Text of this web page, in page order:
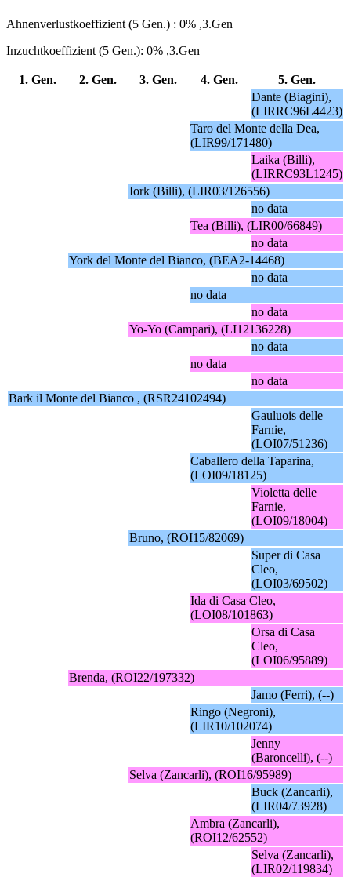
Ahnenverlustkoeffizient (5 Gen.) : 0% ,3.Gen
Inzuchtkoeffizient (5 Gen.): 0% ,3.Gen
1. Gen. 2. Gen. 3. Gen. 4. Gen.
5. Gen.
Dante (Biagini),
(LIRRC96L4423)
Taro del Monte della Dea,
(LIR99/171480)
Laika (Billi),
(LIRRC93L1245)
Iork (Billi), (LIR03/126556)
no data
Tea (Billi), (LIR00/66849)
no data
York del Monte del Bianco, (BEA2-14468)
no data
no data
no data
Yo-Yo (Campari), (LI12136228)
no data
no data
no data
Bark il Monte del Bianco , (RSR24102494)
Gauluois delle
Farnie,
(LOI07/51236)
Caballero della Taparina,
(LOI09/18125)
Violetta delle
Farnie,
(LOI09/18004)
Bruno, (ROI15/82069)
Super di Casa
Cleo,
(LOI03/69502)
Ida di Casa Cleo,
(LOI08/101863)
Orsa di Casa
Cleo,
(LOI06/95889)
Brenda, (ROI22/197332)
Jamo (Ferri), (--)
Ringo (Negroni),
(LIR10/102074)
Jenny
(Baroncelli), (--)
Selva (Zancarli), (ROI16/95989)
Buck (Zancarli),
(LIR04/73928)
Ambra (Zancarli),
(ROI12/62552)
Selva (Zancarli),
(LIR02/119834)